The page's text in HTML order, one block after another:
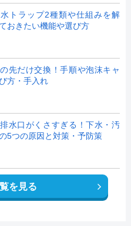
トラップ2種類や仕組みを解
おきたい機能や選び方
先だけ交換！手順や泡沫キャ
方・手入れ
水口がくさすぎる！下水・汚
5つの原因と対策・予防策
を見る